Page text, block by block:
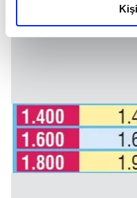
olduğunu ve sizlere en
elimizden gelen çabayı
reklamların
takdirde, kullanıcılara
gösterilmeyecektir."
Sizlere daha iyi bir
Sitemizde kendimize ve